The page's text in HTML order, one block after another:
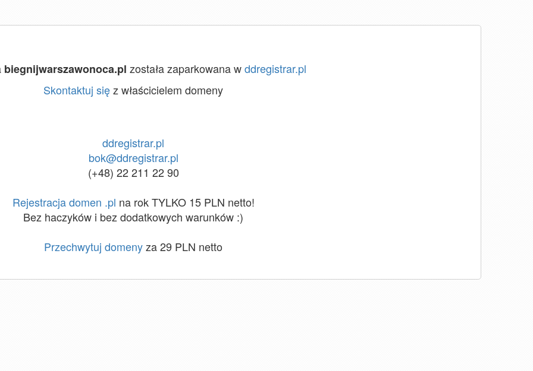
biegnijwarszawonoca.pl została zaparkowana wddregistrar.pl
Skontaktuj sięz właścicielem domeny
ddregistrar.pl
bok@ddregistrar.pl
(+48) 22 211 22 90
Rejestracja domen .pl na rok TYLKO 15 PLN netto!
Bez haczyków i bez dodatkowych warunków :)
Przechwytuj domenyza 29 PLN netto